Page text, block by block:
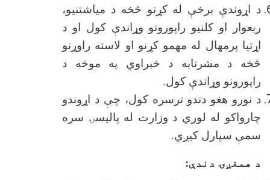
د اړوندې برخې له کړنو څخه د میاشتنیو،
ربعوار او کلنیو راپورونو وړاندې کول او د
اړتیا پرمهال له مهمو کړنو او لاسته راوړنو
څخه د مشرتابه د خبراوي په موخه د
راپورونو وړاندې کول.
د نورو هغو دندو ترسره کول، چې د اړوندو
چارواکو له لوري د وزارت له پالیسۍ سره
سمې سپارل کيږي.
د همغږۍ دندې: